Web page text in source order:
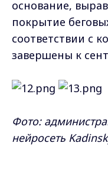
основание,
покрытие
соответствии с
завершены к
Фото:
нейросеть